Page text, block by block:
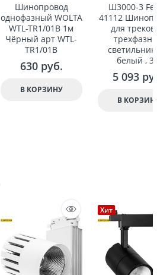
Шинопровод
однофазный WOLTA
WTL-TR1/01B 1м
Чёрный арт WTL-
TR1/01B
630 руб.
В КОРЗИНУ
Ш3000-3
41112
для
белый ,
5 093
В
Хит